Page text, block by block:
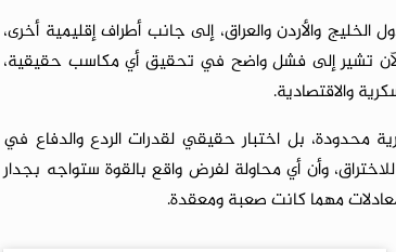
والأردن والعراق، إلى جانب أطراف إقليمية أخرى،
الآن تشير إلى فشل واضح في تحقيق أي مكاسب حقيقية،
والاقتصادية.
محدودة، بل اختبار حقيقي لقدرات الردع والدفاع في
وأن أي محاولة لفرض واقع بالقوة ستواجه بجدار
مهما كانت صعبة ومعقدة.